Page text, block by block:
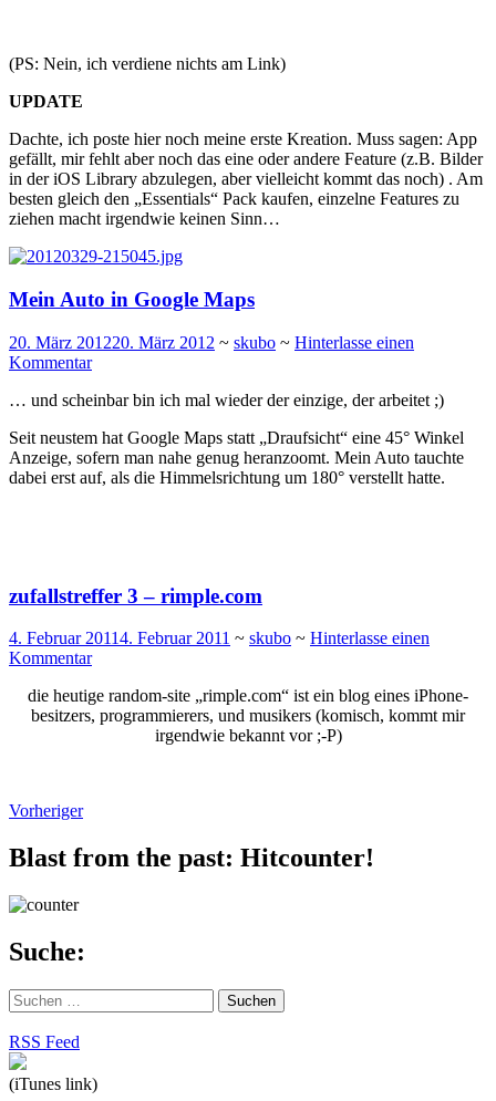
(PS: Nein, ich verdiene nichts am Link)
UPDATE
Dachte, ich poste hier noch meine erste Kreation. Muss sagen: App
gefällt, mir fehlt aber noch das eine oder andere Feature (z.B. Bilder
in der iOS Library abzulegen, aber vielleicht kommt das noch) . Am
besten gleich den „Essentials“ Pack kaufen, einzelne Features zu
ziehen macht irgendwie keinen Sinn…
Mein Auto in Google Maps
20. März 201220. März 2012 ~ skubo ~ Hinterlasse einen
Kommentar
… und scheinbar bin ich mal wieder der einzige, der arbeitet ;)
Seit neustem hat Google Maps statt „Draufsicht“ eine 45° Winkel
Anzeige, sofern man nahe genug heranzoomt. Mein Auto tauchte
dabei erst auf, als die Himmelsrichtung um 180° verstellt hatte.
zufallstreffer 3 – rimple.com
4. Februar 20114. Februar 2011 ~ skubo ~ Hinterlasse einen
Kommentar
die heutige random-site „rimple.com“ ist ein blog eines iPhone-
besitzers, programmierers, und musikers (komisch, kommt mir
irgendwie bekannt vor ;-P)
Beiträge-
Vorheriger
Blast from the past: Hitcounter!
Suche:
Suchen
nach:
RSS Feed
(iTunes link)